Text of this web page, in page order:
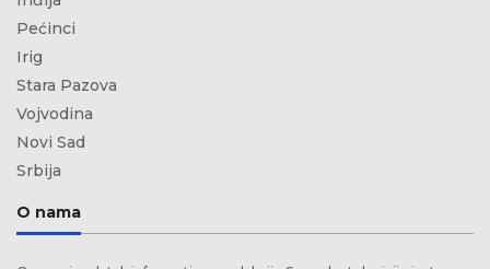
Pećinci
Irig
Stara Pazova
Vojvodina
Novi Sad
Srbija
O nama